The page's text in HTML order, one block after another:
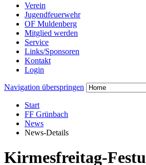
Verein
Jugendfeuerwehr
OF Muldenberg
Mitglied werden
Service
Links/Sponsoren
Kontakt
Login
Navigation überspringen
Start
FF Grünbach
News
News-Details
Kirmesfreitag-